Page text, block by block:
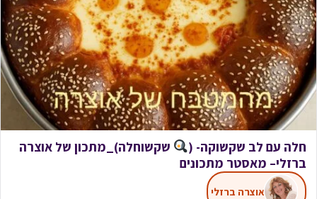
חלה עם לב שקשוקה- (
שקשוחלה)_מתכון של אוצרה
ברזלי– מאסטר מתכונים
אוצרה ברזלי